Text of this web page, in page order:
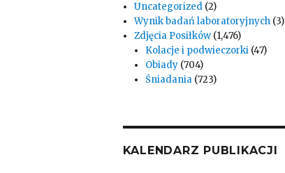
Uncategorized(2)
Wynik badań laboratoryjnych(3)
Zdjęcia Posiłków(1,476)
Kolacje i podwieczorki (47)
Obiady (704)
Śniadania (723)
KALENDARZ PUBLIKACJI